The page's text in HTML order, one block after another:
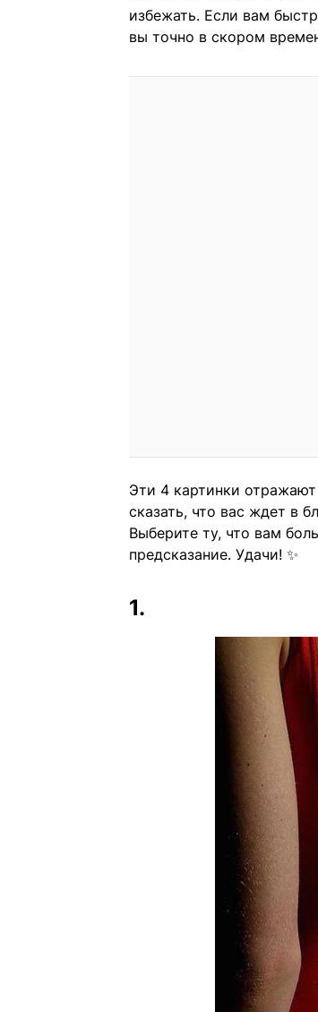
избежать. Если вам
вы точно в скором
Эти 4 картинки
сказать, что вас ждет в
Выберите ту, что вам
предсказание. Удачи! ✨
1.